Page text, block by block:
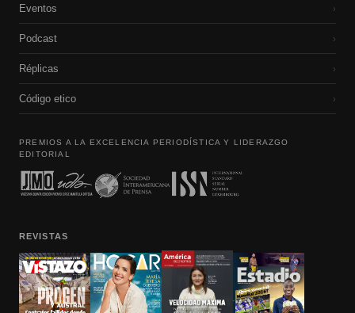
Eventos ›
Podcast ›
Réplicas ›
Código etico ›
PREMIOS A LA EXCELENCIA PERIODÍSTICA Y LIDERAZGO
EDITORIAL
REVISTAS